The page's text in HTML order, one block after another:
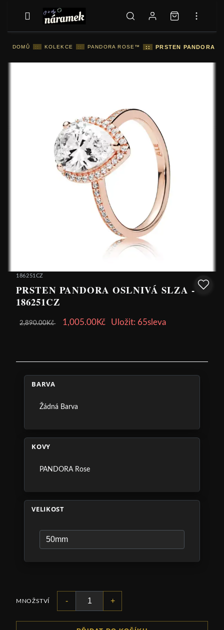
DOMŮ :: KOLEKCE :: PANDORA ROSE™ :: PRSTEN PANDORA
186251CZ
PRSTEN PANDORA OSLNIVÁ SLZA -
186251CZ
2,890.00Kč 1,005.00Kč Uložit: 65sleva
BARVA
Žádná Barva
KOVY
PANDORA Rose
VELIKOST
MNOŽSTVÍ - +